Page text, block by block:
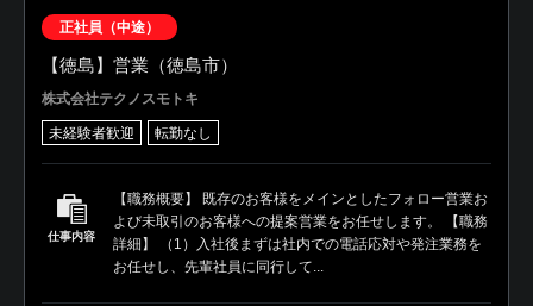
正社員（中途）
【徳島】営業（徳島市）
株式会社テクノスモトキ
未経験者歓迎 転勤なし
仕事内容
【職務概要】 既存のお客様をメインとしたフォロー営業お
よび未取引のお客様への提案営業をお任せします。 【職務
詳細】 （1）入社後まずは社内での電話応対や発注業務を
お任せし、先輩社員に同行して...